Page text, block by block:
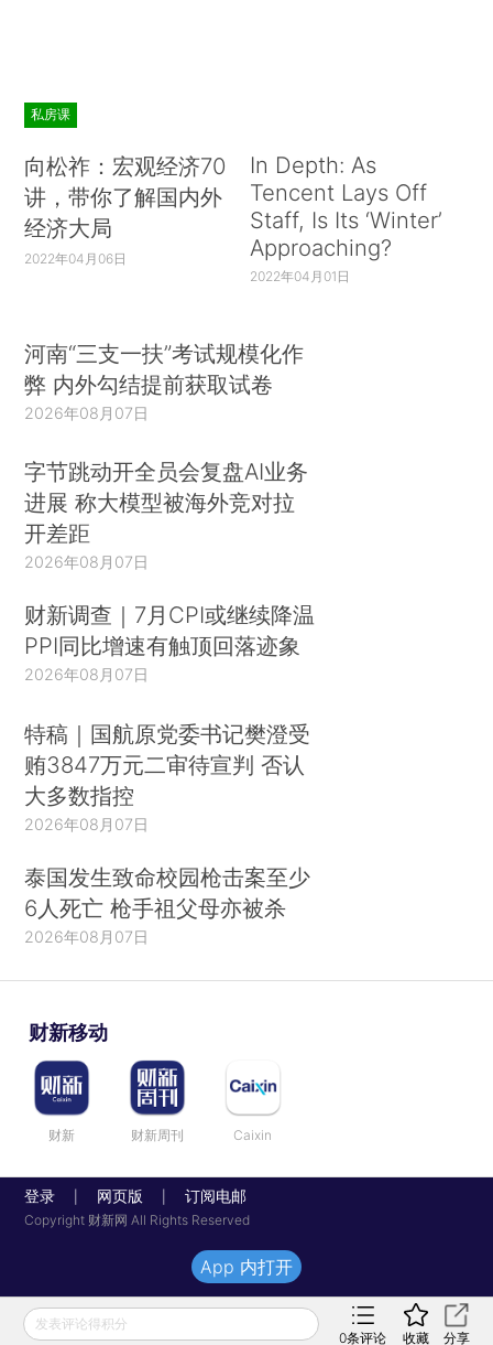
私房课
向松祚：宏观经济70
讲，带你了解国内外
经济大局
2022年04月06日
In Depth: As
Tencent Lays Off
Staff, Is Its ‘Winter’
Approaching?
2022年04月01日
河南“三支一扶”考试规模化作
弊 内外勾结提前获取试卷
2026年08月07日
字节跳动开全员会复盘AI业务
进展 称大模型被海外竞对拉
开差距
2026年08月07日
财新调查｜7月CPI或继续降温
PPI同比增速有触顶回落迹象
2026年08月07日
特稿｜国航原党委书记樊澄受
贿3847万元二审待宣判 否认
大多数指控
2026年08月07日
泰国发生致命校园枪击案至少
6人死亡 枪手祖父母亦被杀
2026年08月07日
财新移动
财新 财新周刊 Caixin
登录 网页版 订阅电邮
Copyright 财新网 All Rights Reserved
发表评论得积分
0条评论 收藏 分享
App 内打开